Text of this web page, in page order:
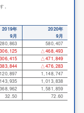
。
2019年
9月
2020年
9月
280,863
580,407
△468,493
△471,849
△476,283
120,897
1,148,747
143,935
1,013,838
368,962
1,581,859
32.50 72.60